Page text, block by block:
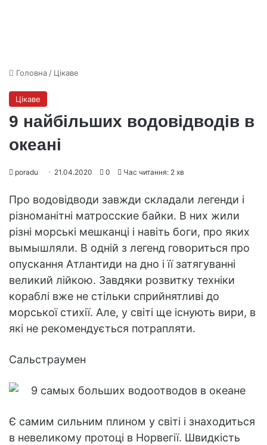
Головна / Цікаве
Цікаве
9 найбільших водовідводів в
океані
poradu 21.04.2020 0 Час читання: 2 хв
Про водовідводи завжди складали легенди і
різноманітні матросские байки. В них жили
різні морські мешканці і навіть боги, про яких
вымышляли. В одній з легенд говориться про
опускання Атлантиди на дно і її затягуванні
великий лійкою. Завдяки розвитку техніки
кораблі вже не стільки сприйнятливі до
морської стихії. Але, у світі ще існують вири, в
які не рекомендується потрапляти.
Сальстраумен
Є самим сильним плином у світі і знаходиться
в невеликому протоці в Норвегії. Швидкість